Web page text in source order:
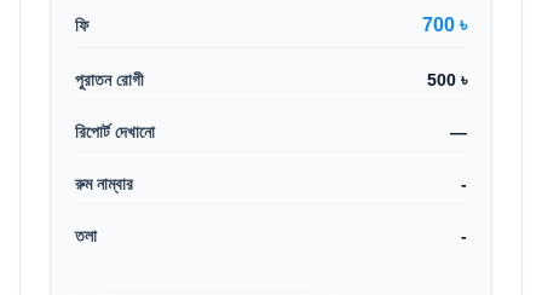
ফি 700 ৳
পুরাতন রোগী 500 ৳
রিপোর্ট দেখানো —
রুম নাম্বার -
তলা -